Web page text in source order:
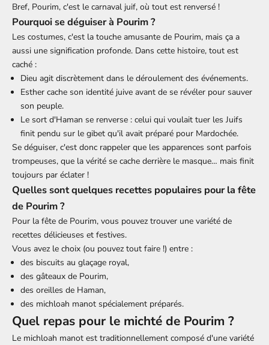
Bref, Pourim, c'est le carnaval juif, où tout est renversé !
Pourquoi se déguiser à Pourim ?
Les costumes, c'est la touche amusante de Pourim, mais ça a
aussi une signification profonde. Dans cette histoire, tout est
caché :
Dieu agit discrètement dans le déroulement des événements.
Esther cache son identité juive avant de se révéler pour sauver
son peuple.
Le sort d'Haman se renverse : celui qui voulait tuer les Juifs
finit pendu sur le gibet qu'il avait préparé pour Mardochée.
Se déguiser, c'est donc rappeler que les apparences sont parfois
trompeuses, que la vérité se cache derrière le masque… mais finit
toujours par éclater !
Quelles sont quelques recettes populaires pour la fête
de Pourim ?
Pour la fête de Pourim, vous pouvez trouver une variété de
recettes délicieuses et festives.
Vous avez le choix (ou pouvez tout faire !) entre :
des biscuits au glaçage royal,
des gâteaux de Pourim,
des oreilles de Haman,
des michloah manot spécialement préparés.
Quel repas pour le michté de Pourim ?
Le michloah manot est traditionnellement composé d'une variété